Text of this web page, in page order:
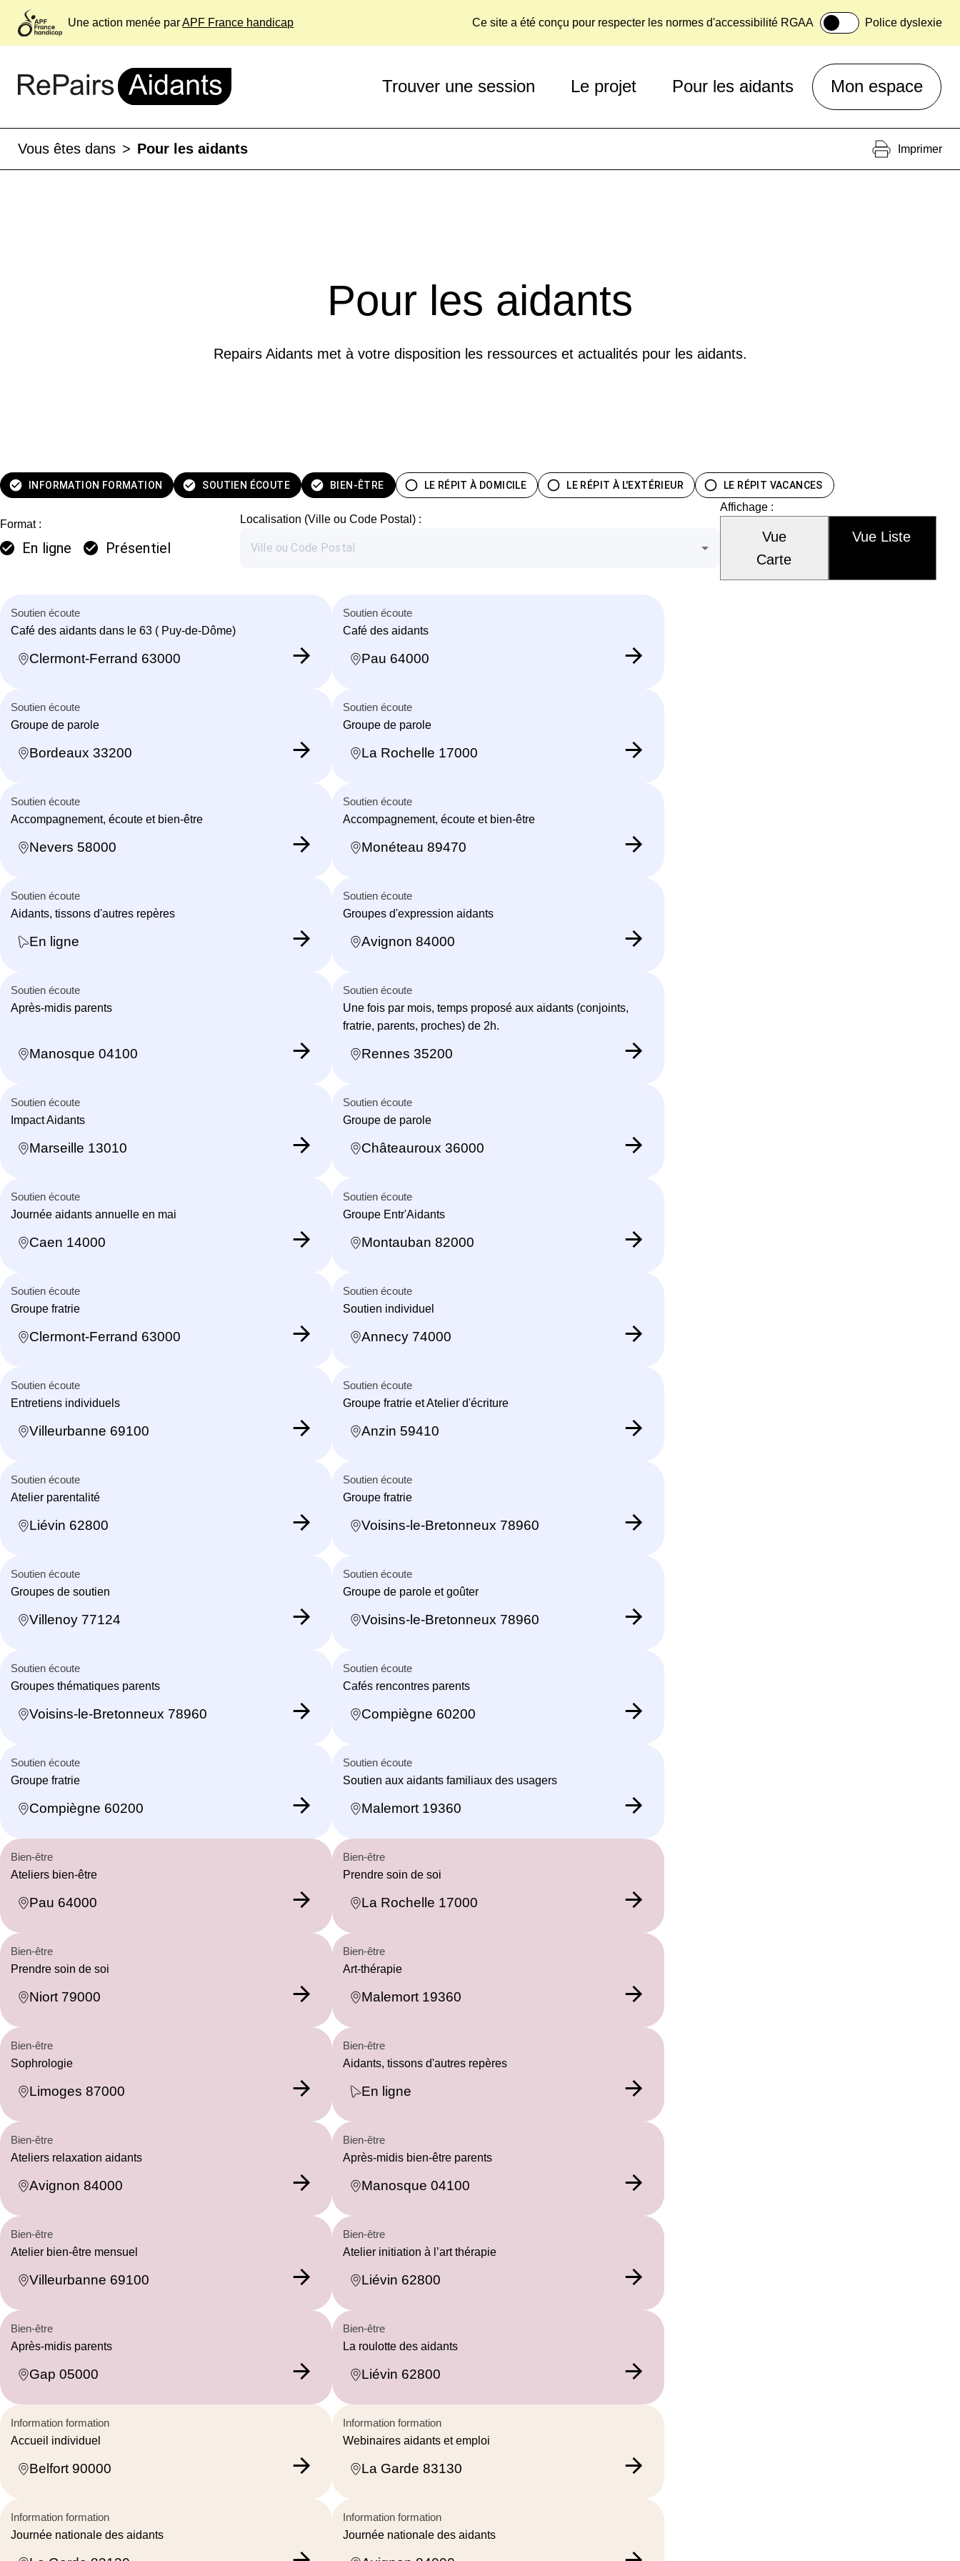
Une action menée parAPF France handicap Ce site a été conçu pour respecter les normes d'accessibilité RGAA Police dyslexie
Trouver une session Le projet Pour les aidants Mon espace
Vous êtes dans > Pour les aidants Imprimer
Pour les aidants
Repairs Aidants met à votre disposition les ressources et actualités pour les aidants.
INFORMATION FORMATION SOUTIEN ÉCOUTE BIEN-ÊTRE LE RÉPIT À DOMICILE LE RÉPIT À L'EXTÉRIEUR LE RÉPIT VACANCES
Format :
En ligne Présentiel
Localisation (Ville ou Code Postal) :
Affichage :
Vue
Carte
Vue Liste
Soutien écoute
Café des aidants dans le 63 ( Puy-de-Dôme)
Clermont-Ferrand 63000
Soutien écoute
Café des aidants
Pau 64000
Soutien écoute
Groupe de parole
Bordeaux 33200
Soutien écoute
Groupe de parole
La Rochelle 17000
Soutien écoute
Accompagnement, écoute et bien-être
Nevers 58000
Soutien écoute
Accompagnement, écoute et bien-être
Monéteau 89470
Soutien écoute
Aidants, tissons d'autres repères
En ligne
Soutien écoute
Groupes d'expression aidants
Avignon 84000
Soutien écoute
Après-midis parents
Manosque 04100
Soutien écoute
Une fois par mois, temps proposé aux aidants (conjoints,
fratrie, parents, proches) de 2h.
Rennes 35200
Soutien écoute
Impact Aidants
Marseille 13010
Soutien écoute
Groupe de parole
Châteauroux 36000
Soutien écoute
Journée aidants annuelle en mai
Caen 14000
Soutien écoute
Groupe Entr'Aidants
Montauban 82000
Soutien écoute
Groupe fratrie
Clermont-Ferrand 63000
Soutien écoute
Soutien individuel
Annecy 74000
Soutien écoute
Entretiens individuels
Villeurbanne 69100
Soutien écoute
Groupe fratrie et Atelier d'écriture
Anzin 59410
Soutien écoute
Atelier parentalité
Liévin 62800
Soutien écoute
Groupe fratrie
Voisins-le-Bretonneux 78960
Soutien écoute
Groupes de soutien
Villenoy 77124
Soutien écoute
Groupe de parole et goûter
Voisins-le-Bretonneux 78960
Soutien écoute
Groupes thématiques parents
Voisins-le-Bretonneux 78960
Soutien écoute
Cafés rencontres parents
Compiègne 60200
Soutien écoute
Groupe fratrie
Compiègne 60200
Soutien écoute
Soutien aux aidants familiaux des usagers
Malemort 19360
Bien-être
Ateliers bien-être
Pau 64000
Bien-être
Prendre soin de soi
La Rochelle 17000
Bien-être
Prendre soin de soi
Niort 79000
Bien-être
Art-thérapie
Malemort 19360
Bien-être
Sophrologie
Limoges 87000
Bien-être
Aidants, tissons d'autres repères
En ligne
Bien-être
Ateliers relaxation aidants
Avignon 84000
Bien-être
Après-midis bien-être parents
Manosque 04100
Bien-être
Atelier bien-être mensuel
Villeurbanne 69100
Bien-être
Atelier initiation à l’art thérapie
Liévin 62800
Bien-être
Après-midis parents
Gap 05000
Bien-être
La roulotte des aidants
Liévin 62800
Information formation
Accueil individuel
Belfort 90000
Information formation
Webinaires aidants et emploi
La Garde 83130
Information formation
Journée nationale des aidants
Information formation
Journée nationale des aidants